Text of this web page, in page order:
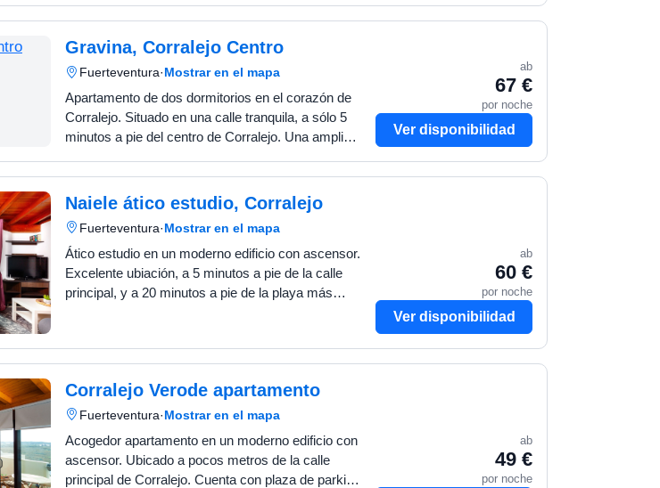
Gravina, Corralejo Centro
Fuerteventura·Mostrar en el mapa
Apartamento de dos dormitorios en el corazón de
Corralejo. Situado en una calle tranquila, a sólo 5
minutos a pie del centro de Corralejo. Una amplia
pequeña…
ab
67 €
por noche
Ver disponibilidad
Naiele ático estudio, Corralejo
Fuerteventura·Mostrar en el mapa
Ático estudio en un moderno edificio con ascensor.
Excelente ubiación, a 5 minutos a pie de la calle
principal, y a 20 minutos a pie de la playa más
ab
60 €
por noche
Ver disponibilidad
Corralejo Verode apartamento
Fuerteventura·Mostrar en el mapa
Acogedor apartamento en un moderno edificio con
ascensor. Ubicado a pocos metros de la calle
principal de Corralejo. Cuenta con plaza de parking
ab
49 €
por noche